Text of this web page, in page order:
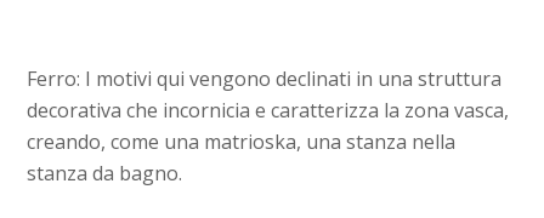
Ferro: I motivi qui vengono declinati in una struttura
decorativa che incornicia e caratterizza la zona vasca,
creando, come una matrioska, una stanza nella
stanza da bagno.